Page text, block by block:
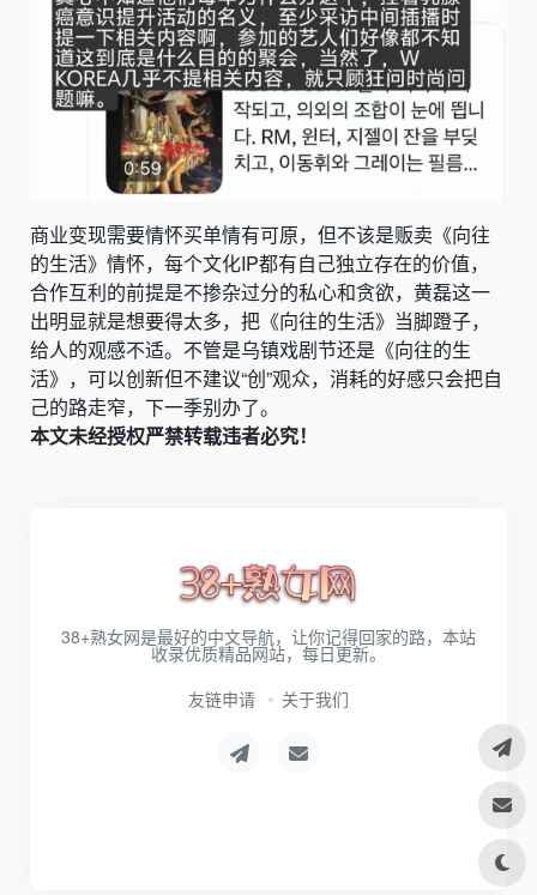
商业变现需要情怀买单情有可原，但不该是贩卖《向往
的生活》情怀，每个文化IP都有自己独立存在的价值，
合作互利的前提是不掺杂过分的私心和贪欲，黄磊这一
出明显就是想要得太多，把《向往的生活》当脚蹬子，
给人的观感不适。不管是乌镇戏剧节还是《向往的生
活》，可以创新但不建议“创”观众，消耗的好感只会把自
己的路走窄，下一季别办了。
本文未经授权严禁转载违者必究！
38+熟女网是最好的中文导航，让你记得回家的路，本站
收录优质精品网站，每日更新。
友链申请
关于我们